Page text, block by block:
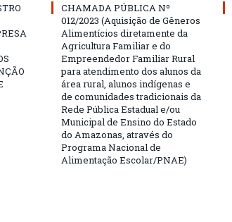
CHAMADA PÚBLICA Nº
012/2023 (Aquisição de Gêneros
Alimentícios diretamente da
Agricultura Familiar e do
Empreendedor Familiar Rural
para atendimento dos alunos da
área rural, alunos indígenas e
de comunidades tradicionais da
Rede Pública Estadual e/ou
Municipal de Ensino do Estado
do Amazonas, através do
Programa Nacional de
Alimentação Escolar/PNAE)